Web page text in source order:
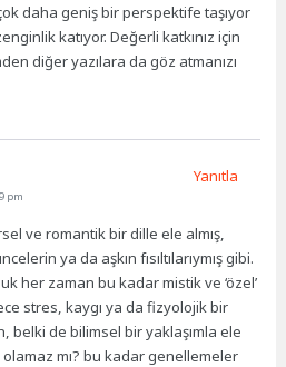
daha geniş bir perspektife taşıyor
katıyor. Değerli katkınız için
diğer yazılara da göz atmanızı
pm
ve romantik bir dille ele almış,
ya da aşkın fısıltılarıymış gibi.
her zaman bu kadar mistik ve ‘özel’
stres, kaygı ya da fizyolojik bir
de bilimsel bir yaklaşımla ele
mı? bu kadar genellemeler
Yanıtla